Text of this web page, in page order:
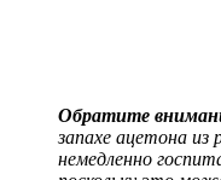
Обратите
запахе ацетона из
немедленно